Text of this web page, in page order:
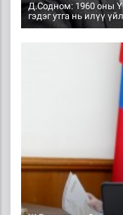
Д.Содном: 1960 оны
гэдэг утга нь илүү